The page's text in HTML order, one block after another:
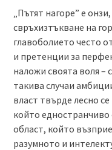
„Пътят нагоре” е
свръхизтъкване на
главоболието често
и претенции за
наложи своята воля –
такива случаи
власт твърде лесно
който
област, който
разумното и